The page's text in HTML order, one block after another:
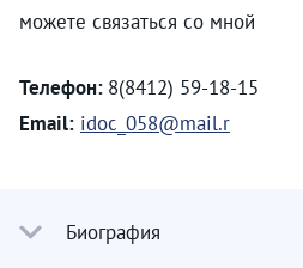
можете связаться со мной
Телефон: 8(8412) 59-18-15
Email: idoc_058@mail.r
Биография